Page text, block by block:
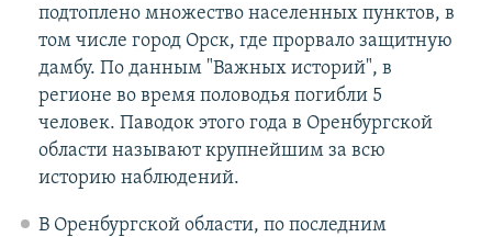
подтоплено множество населенных пунктов, в
том числе город Орск, где прорвало защитную
дамбу. По данным "Важных историй", в
регионе во время половодья погибли 5
человек. Паводок этого года в Оренбургской
области называют крупнейшим за всю
историю наблюдений.
В Оренбургской области, по последним